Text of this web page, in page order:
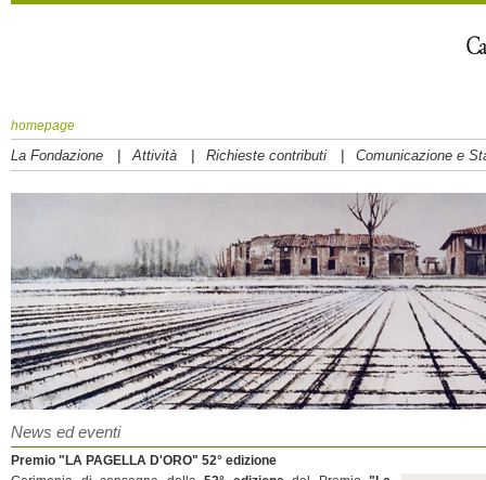
homepage
La Fondazione | Attività | Richieste contributi | Comunicazione e
News ed eventi
Premio "LA PAGELLA D'ORO" 52° edizione